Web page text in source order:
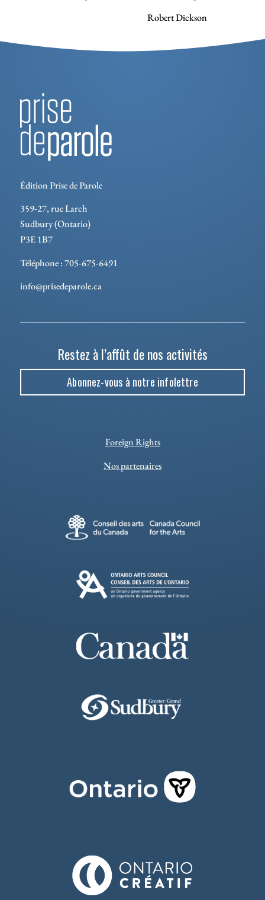
Robert Dickson
Édition Prise de Parole
359-27, rue Larch
Sudbury (Ontario)
P3E 1B7
Téléphone : 705-675-6491
info@prisedeparole.ca
Restez à l’affût de nos activités
Abonnez-vous à notre infolettre
Foreign Rights
Nos partenaires